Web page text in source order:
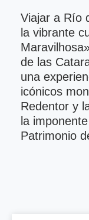
Viajar a Río
la vibrante
de las
una
icónicos
Redentor y
la
Patrimonio